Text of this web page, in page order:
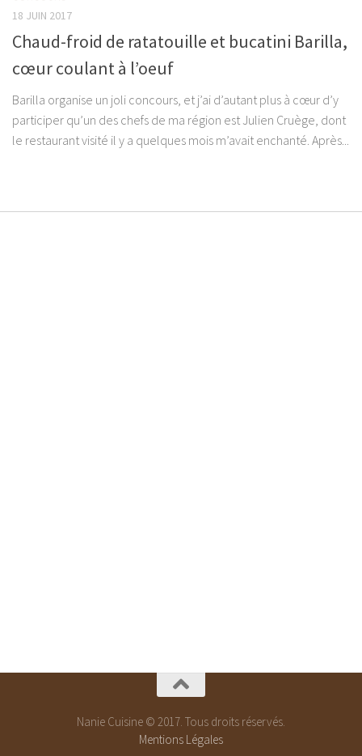
18 JUIN 2017
Chaud-froid de ratatouille et bucatini Barilla,
cœur coulant à l’oeuf
Barilla organise un joli concours, et j’ai d’autant plus à cœur d’y
participer qu’un des chefs de ma région est Julien Cruège, dont
le restaurant visité il y a quelques mois m’avait enchanté. Après...
Nanie Cuisine © 2017. Tous droits réservés.
Mentions Légales